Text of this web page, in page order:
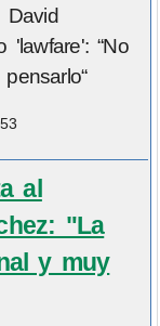
“No
al
"La
y muy